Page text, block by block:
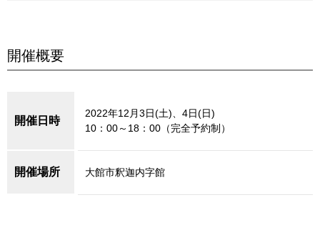
開催概要
開催日時
2022年12月3日(土)、4日(日)
10：00～18：00（完全予約制）
開催場所 大館市釈迦内字館